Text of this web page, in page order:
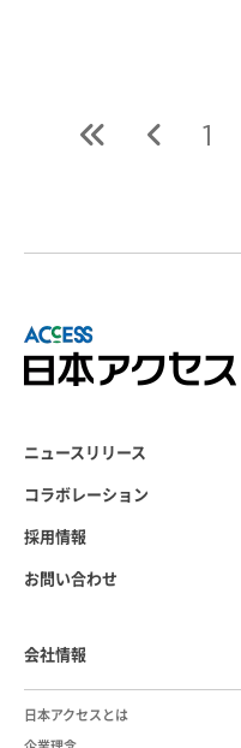
1
ニュースリリース
コラボレーション
採用情報
お問い合わせ
会社情報
日本アクセスとは